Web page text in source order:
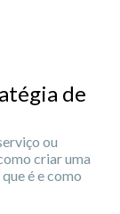
de
ou
criar uma
é e como